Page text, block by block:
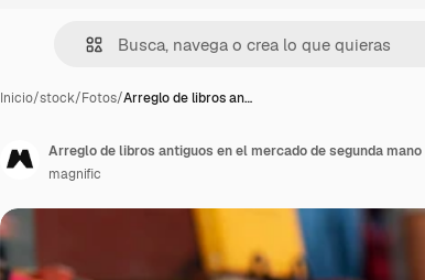
Inicio/stock/Fotos/Arreglo de libros an…
Arreglo de libros antiguos en el mercado de segunda mano
magnific